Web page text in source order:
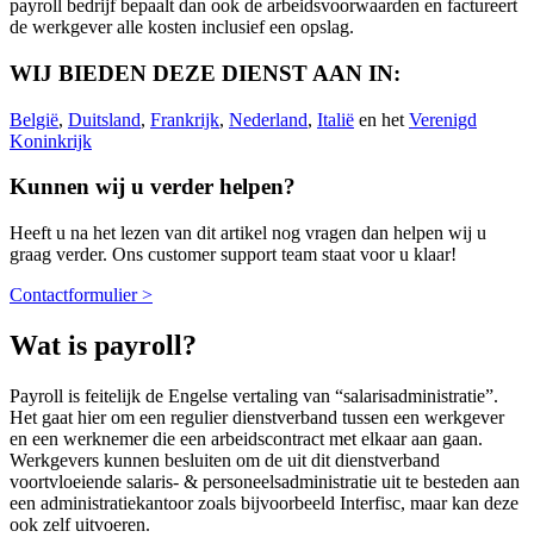
payroll bedrijf bepaalt dan ook de arbeidsvoorwaarden en factureert
de werkgever alle kosten inclusief een opslag.
WIJ BIEDEN DEZE DIENST AAN IN: ​
België, Duitsland, Frankrijk, Nederland, Italië en het Verenigd
Koninkrijk
Kunnen wij u verder helpen?
Heeft u na het lezen van dit artikel nog vragen dan helpen wij u
graag verder. Ons customer support team staat voor u klaar!
Contactformulier >
Wat is payroll?
Payroll is feitelijk de Engelse vertaling van “salarisadministratie”.
Het gaat hier om een regulier dienstverband tussen een werkgever
en een werknemer die een arbeidscontract met elkaar aan gaan.
Werkgevers kunnen besluiten om de uit dit dienstverband
voortvloeiende salaris- & personeelsadministratie uit te besteden aan
een administratiekantoor zoals bijvoorbeeld Interfisc, maar kan deze
ook zelf uitvoeren.